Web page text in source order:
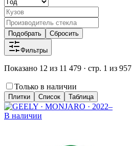
Подобрать Сбросить
Фильтры
Показано 12 из 11 479 · стр. 1 из 957
Только в наличии
Плитки Список Таблица
В наличии